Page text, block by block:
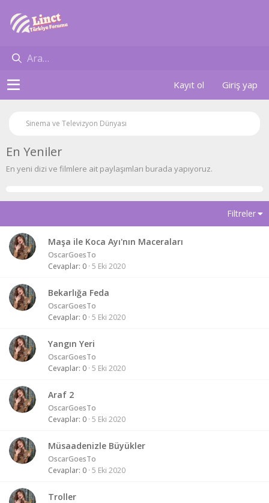
Kayıt ol Giriş yap
Sinema ve Televizyon Dünyası
En Yeniler
En yeni dizi ve filmlere ait paylaşımları burada yapıyoruz.
Filtreler
Maşa ile Koca Ayı'nın Maceraları
OscarGoesTo
Cevaplar 0 5 Eki 2020
Bekarlığa Feda
OscarGoesTo
Cevaplar 0 5 Eki 2020
Yangın Yeri
OscarGoesTo
Cevaplar 0 5 Eki 2020
Araf 2
OscarGoesTo
Cevaplar 0 5 Eki 2020
Müsaadenizle Büyükler
OscarGoesTo
Cevaplar 0 5 Eki 2020
Troller